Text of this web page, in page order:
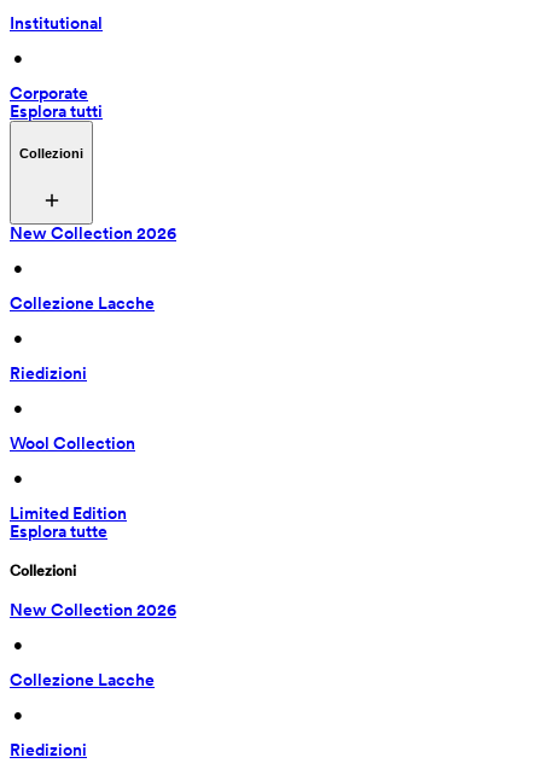
Institutional
•
Corporate
Esplora tutti
Collezioni
New Collection 2026
•
Collezione Lacche
•
Riedizioni
•
Wool Collection
•
Limited Edition
Esplora tutte
Collezioni
New Collection 2026
•
Collezione Lacche
•
Riedizioni